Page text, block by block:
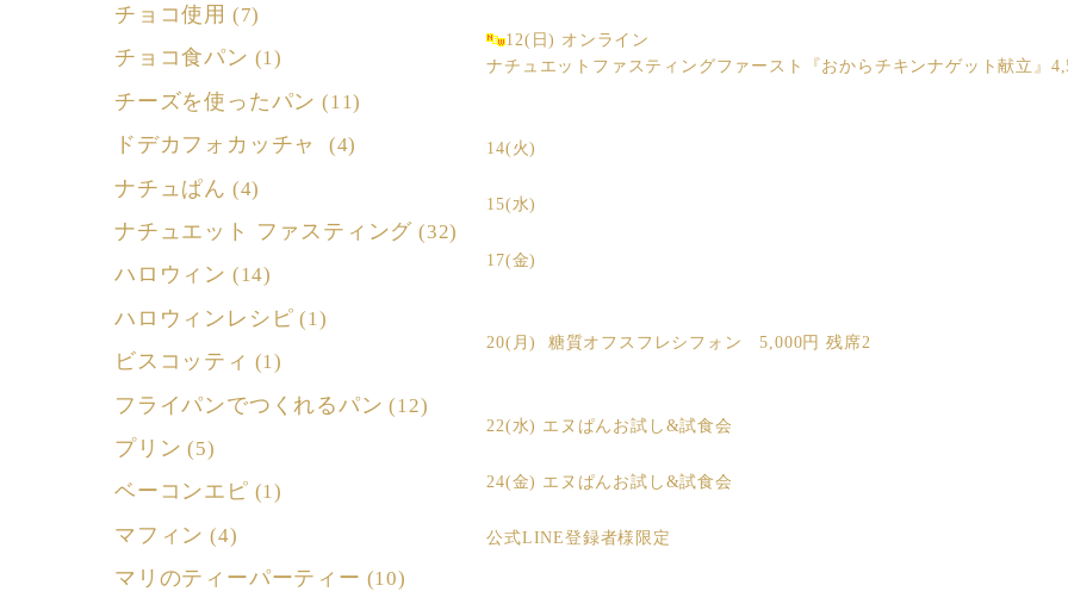
12(日) オンライン
ナチュエットファスティングファースト『おからチキンナゲット献立』
14(火)
15(水)
17(金)
20(月) 糖質オフスフレシフォン 5,000円 残席2
22(水) エヌぱんお試し&試食会
24(金) エヌぱんお試し&試食会
公式LINE登録者様限定
チョコ使用 (7)
チョコ食パン (1)
チーズを使ったパン (11)
ドデカフォカッチャ (4)
ナチュぱん (4)
ナチュエット ファスティング (32)
ハロウィン (14)
ハロウィンレシピ (1)
ビスコッティ (1)
フライパンでつくれるパン (12)
プリン (5)
ベーコンエピ (1)
マフィン (4)
マリのティーパーティー (10)